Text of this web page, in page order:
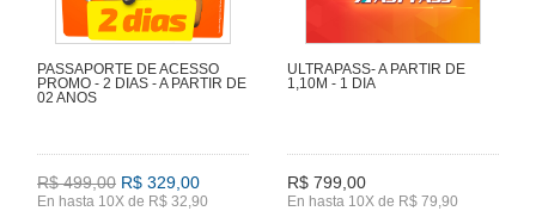
PASSAPORTE DE ACESSO
PROMO - 2 DIAS - A PARTIR DE
02 ANOS
R$ 499,00 R$ 329,00
En hasta 10X de R$ 32,90
ULTRAPASS- A PARTIR DE
1,10M - 1 DIA
R$ 799,00
En hasta 10X de R$ 79,90